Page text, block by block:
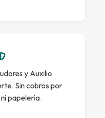
y Auxilio
Sin cobros por
papelería.